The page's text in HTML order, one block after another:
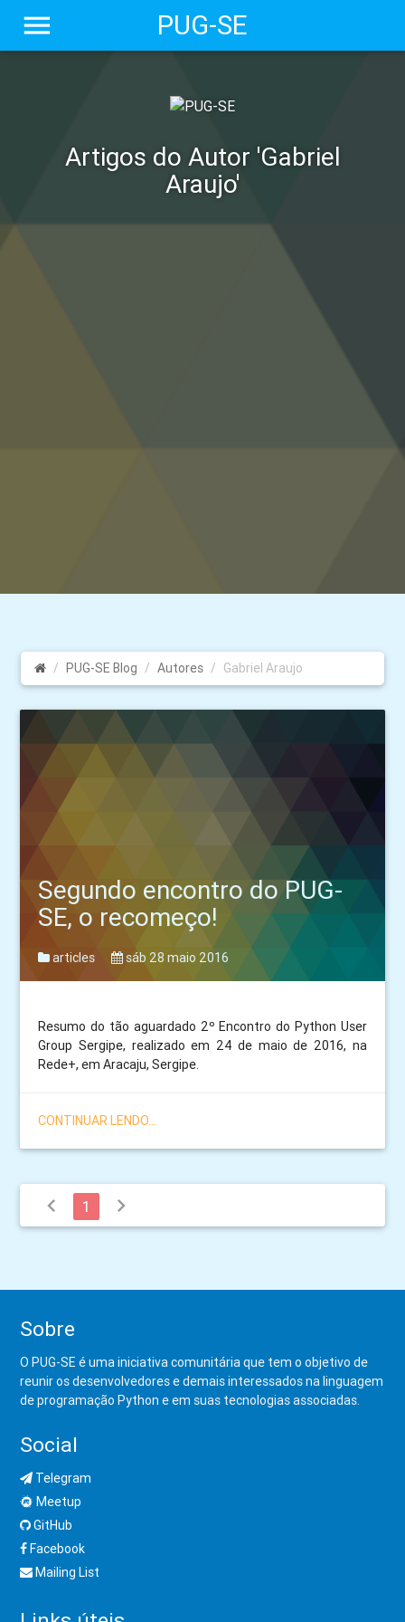
PUG-SE
menu
Artigos do Autor 'Gabriel
Araujo'
PUG-SE Blog Autores Gabriel Araujo
Segundo encontro do PUG-
SE, o recomeço!
articles sáb 28 maio 2016
Resumo do tão aguardado 2º Encontro do Python User
Group Sergipe, realizado em 24 de maio de 2016, na
Rede+, em Aracaju, Sergipe.
CONTINUAR LENDO...
chevron_left 1 chevron_right
Sobre
O PUG-SE é uma iniciativa comunitária que tem o objetivo de
reunir os desenvolvedores e demais interessados na linguagem
de programação Python e em suas tecnologias associadas.
Social
Telegram
Meetup
GitHub
Facebook
Mailing List